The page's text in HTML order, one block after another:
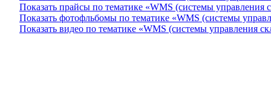
Показать прайсы по тематике «WMS (системы управления
Показать фотофльбомы по тематике «WMS (системы
Показать видео по тематике «WMS (системы управления